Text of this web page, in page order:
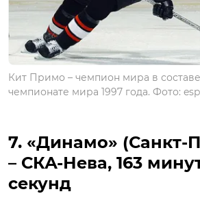
Кит Примо – чемпион мира в
чемпионате мира 1997 года. Фото:
7. «Динамо» (Санкт-
– СКА-Нева, 163
секунд